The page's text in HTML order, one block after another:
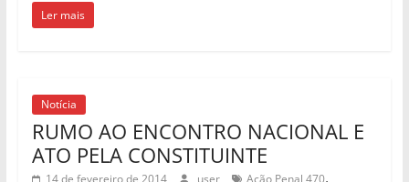
Ler mais
Notícia
RUMO AO ENCONTRO NACIONAL E
ATO PELA CONSTITUINTE
14 de fevereiro de 2014 user Ação Penal 470,